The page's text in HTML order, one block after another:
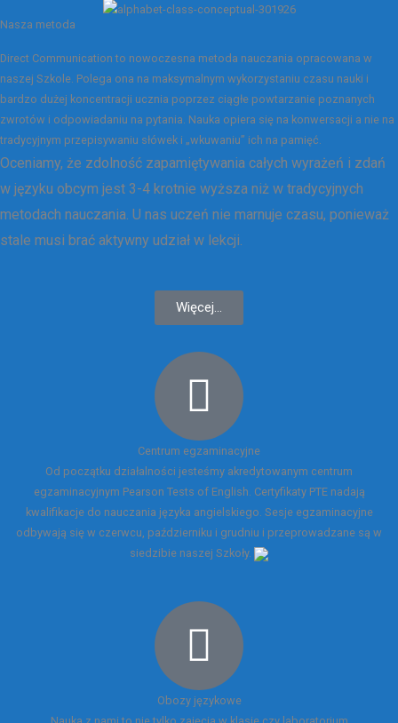
Nasza metoda
Direct Communication to nowoczesna metoda nauczania opracowana w
naszej Szkole. Polega ona na maksymalnym wykorzystaniu czasu nauki i
bardzo dużej koncentracji ucznia poprzez ciągłe powtarzanie poznanych
zwrotów i odpowiadaniu na pytania. Nauka opiera się na konwersacji a nie na
tradycyjnym przepisywaniu słówek i „wkuwaniu” ich na pamięć.
Oceniamy, że zdolność zapamiętywania całych wyrażeń i zdań
w języku obcym jest 3-4 krotnie wyższa niż w tradycyjnych
metodach nauczania. U nas uczeń nie marnuje czasu, ponieważ
stale musi brać aktywny udział w lekcji.
Więcej...
Centrum egzaminacyjne
Od początku działalności jesteśmy akredytowanym centrum
egzaminacyjnym Pearson Tests of English. Certyfikaty PTE nadają
kwalifikacje do nauczania języka angielskiego. Sesje egzaminacyjne
odbywają się w czerwcu, październiku i grudniu i przeprowadzane są w
siedzibie naszej Szkoły.
Obozy językowe